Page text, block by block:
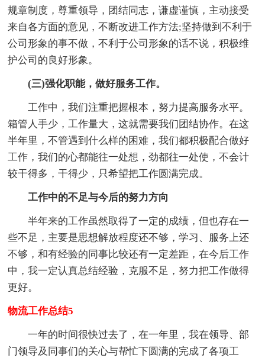
规章制度，尊重领导，团结同志，谦虚谨慎，主动接受
来自各方面的意见，不断改进工作方法;坚持做到不利于
公司形象的事不做，不利于公司形象的话不说，积极维
护公司的良好形象。
(三)强化职能，做好服务工作。
工作中，我们注重把握根本，努力提高服务水平。
箱管人手少，工作量大，这就需要我们团结协作。在这
半年里，不管遇到什么样的困难，我们都积极配合做好
工作，我们的心都能往一处想，劲都往一处使，不会计
较干得多，干得少，只希望把工作圆满完成。
工作中的不足与今后的努力方向
半年来的工作虽然取得了一定的成绩，但也存在一
些不足，主要是思想解放程度还不够，学习、服务上还
不够，和有经验的同事比较还有一定差距，在今后工作
中，我一定认真总结经验，克服不足，努力把工作做得
更好。
物流工作总结5
一年的时间很快过去了，在一年里，我在领导、部
门领导及同事们的关心与帮忙下圆满的完成了各项工